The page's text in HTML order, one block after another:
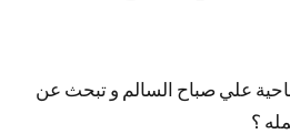
علي صباح السالم و تبحث عن
؟